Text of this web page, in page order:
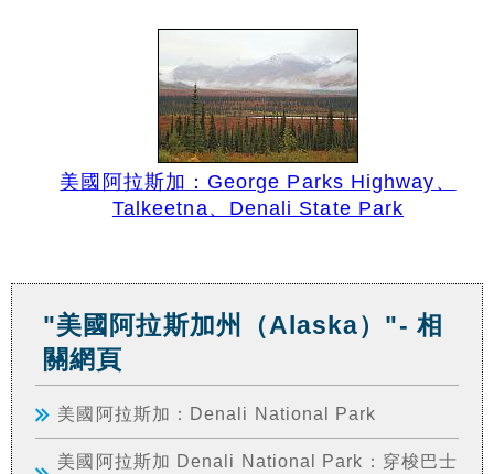
美國阿拉斯加：George Parks Highway、
Talkeetna、Denali State Park
"美國阿拉斯加州（Alaska）"- 相
關網頁
美國阿拉斯加：Denali National Park
美國阿拉斯加 Denali National Park：穿梭巴士